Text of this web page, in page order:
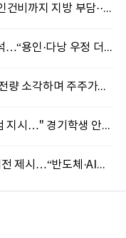
추미애, 재정개혁 촉구…"국가직 소방 인건비까지 지방 부담···이대로는 못 버틴다"
이상일, 한국-베트남 페스티벌 주빈 참석…“용인·다낭 우정 더 깊어질 것”
판타지오 남궁견 회장, 130억 규모 CB 전량 소각하며 주주가치 제고 박차
안민석, 개학 앞두고 폭염 대응 특별점검 지시…" 경기학생 안전 최우선"
이상일, 베트남 다낭서 'AI 도시 용인' 비전 제시…“반도체·AI로 시민 삶 바꾼다”